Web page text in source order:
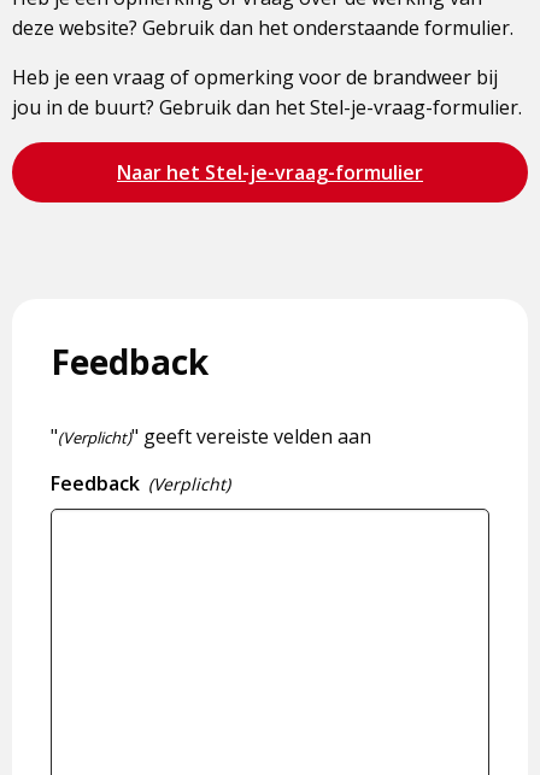
deze website? Gebruik dan het onderstaande formulier.
Heb je een vraag of opmerking voor de brandweer bij
jou in de buurt? Gebruik dan het Stel-je-vraag-formulier.
Bezoek
de
Naar het Stel-je-vraag-formulier
Feedback
"(Verplicht)" geeft vereiste velden aan
Feedback (Verplicht)